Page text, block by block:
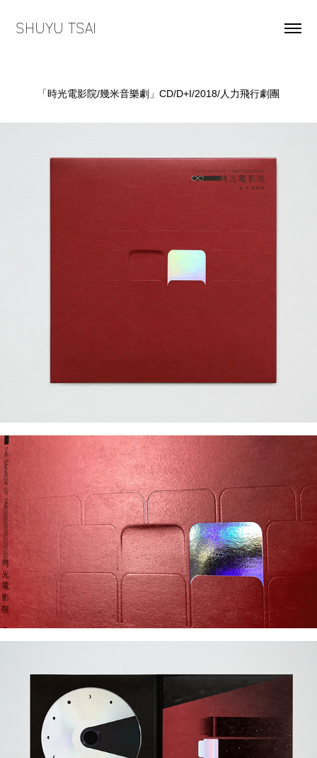
SHUYU TSAI
「時光電影院/幾米音樂劇」CD/D+I/2018/人力飛行劇團